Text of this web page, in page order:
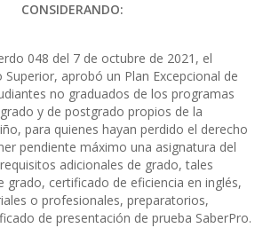
CONSIDERANDO:
048 del 7 de octubre de 2021, el
aprobó un Plan Excepcional de
no graduados de los programas
y de postgrado propios de la
para quienes hayan perdido el derecho
pendiente máximo una asignatura del
adicionales de grado, tales
grado, certificado de eficiencia en inglés,
o profesionales, preparatorios,
de presentación de prueba SaberPro.